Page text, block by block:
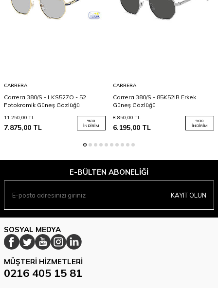
CARRERA
Carrera 380/S - LKS527O - 52
Fotokromik Güneş Gözlüğü
11.250,00TL
7.875,00 TL
%30
İNDIRIM
CARRERA
Carrera 380/S - 85K52IR Erkek
Güneş Gözlüğü
8.850,00TL
6.195,00TL
%30
İNDIRIM
E-BÜLTEN ABONELIĞI
KAYIT OLUN
SOSYAL MEDYA
MÜŞTERI HIZMETLERI
0216 405 15 81